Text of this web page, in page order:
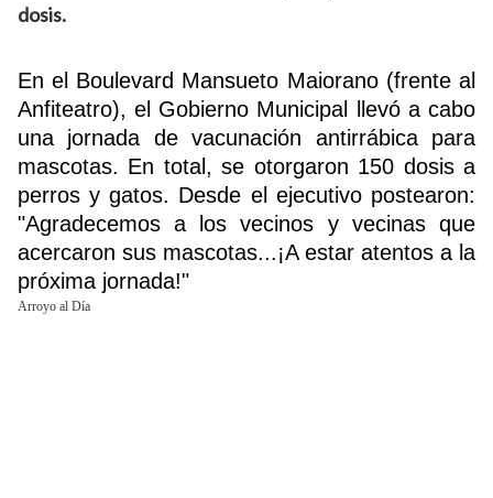
dosis.
En el Boulevard Mansueto Maiorano (frente al
Anfiteatro), el Gobierno Municipal llevó a cabo
una jornada de vacunación antirrábica para
mascotas. En total, se otorgaron 150 dosis a
perros y gatos. Desde el ejecutivo postearon:
"Agradecemos a los vecinos y vecinas que
acercaron sus mascotas...¡A estar atentos a la
próxima jornada!"
Arroyo al Día
Buscador